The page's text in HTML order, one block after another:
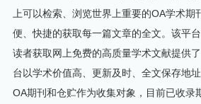
上可以检索、浏览世界上重要的OA学术
便、快捷的获取每一篇文章的全文。该平
读者获取网上免费的高质量学术文献提供
台以学术价值高、更新及时、全文保存地
OA期刊和仓贮作为收集对象，目前已收录